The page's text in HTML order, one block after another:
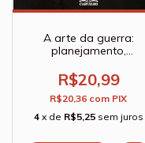
A arte da guerra:
planejamento,
em 13 lições - Sun Tzu
R$20,99
R$20,36 com PIX
4 x de R$5,25 sem juros